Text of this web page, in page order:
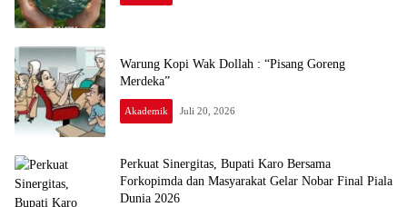
Warung Kopi Wak Dollah : “Pisang Goreng
Merdeka”
Akademik Juli 20, 2026
Perkuat Sinergitas, Bupati Karo Bersama
Forkopimda dan Masyarakat Gelar Nobar Final Piala
Dunia 2026